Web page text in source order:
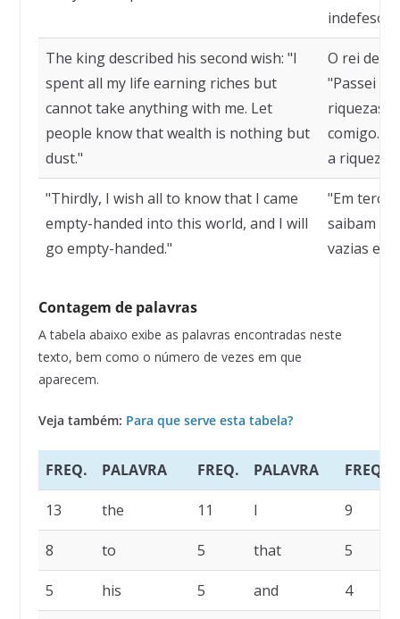
indefesos
The king described his second wish: "I
spent all my life earning riches but
cannot take anything with me. Let
people know that wealth is nothing but
dust."
O rei
"Passei
riquezas,
comigo.
a riqueza
"Thirdly, I wish all to know that I came
empty-handed into this world, and I will
go empty-handed."
"Em
saibam
vazias e
Contagem de palavras
A tabela abaixo exibe as palavras encontradas neste
texto, bem como o número de vezes em que
aparecem.
Veja também: Para que serve esta tabela?
FREQ. PALAVRA FREQ. PALAVRA FREQ.
13 the 11 I 9
8 to 5 that 5
5 his 5 and 4